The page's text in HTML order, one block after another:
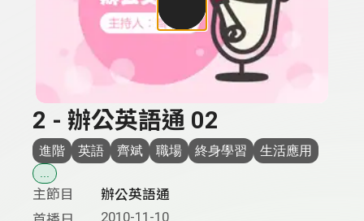
2 - 辦公英語通 02
進階 英語 齊斌 職場 終身學習 生活應用
...
主節目
辦公英語通
2010-11-10